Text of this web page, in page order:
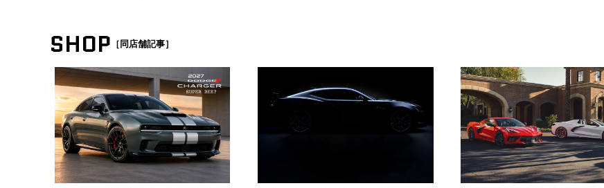
SHOP ［同店舗記事］